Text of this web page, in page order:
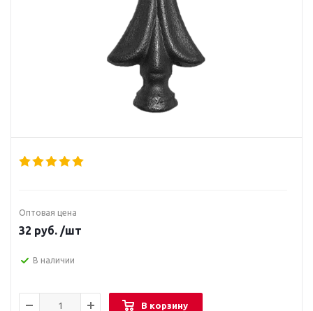
Оптовая цена
32 руб. /шт
В наличии
В корзину